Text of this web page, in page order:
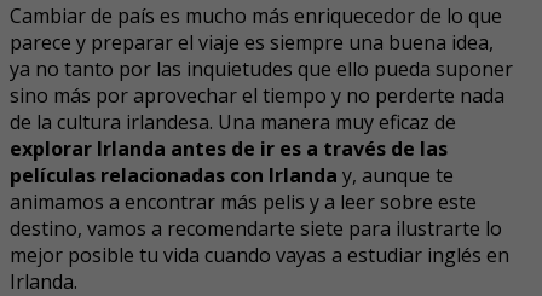
Cambiar de país es mucho más enriquecedor de lo que
parece y preparar el viaje es siempre una buena idea,
ya no tanto por las inquietudes que ello pueda suponer
sino más por aprovechar el tiempo y no perderte nada
de la cultura irlandesa. Una manera muy eficaz de
explorar Irlanda antes de ir es a través de las
películas relacionadas con Irlanda y, aunque te
animamos a encontrar más pelis y a leer sobre este
destino, vamos a recomendarte siete para ilustrarte lo
mejor posible tu vida cuando vayas a estudiar inglés en
Irlanda.